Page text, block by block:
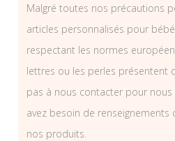
Malgré toutes nos précautions
articles personnalisés pour
respectant les normes
lettres ou les perles présentent
pas à nous contacter pour nous
avez besoin de
nos produits.